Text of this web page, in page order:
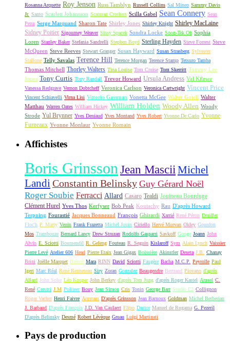
Rosanna Arquette Roy Jenson Russ Tamblyn Russell Collins Sal Mineo Sammy Davis
Jr. Santo Scarlett Johansson Scatman Crothers Scilla Gabel Sean Connery Sean
Penn Serge Marquand Sharon Tate Shirley Jones Shirley Knight Shirley MacLaine
Sidney Poitier Sigourney Weaver Sissy Spacek Sondra Locke Soon-Tek Oh Sophia
Loren Stanley Baker Stefania Sandrelli Stephen Boyd Sterling Hayden Steve Forrest Steve
McQueen Steve Reeves Stewart Granger Susan Hayward Susan Strasberg Sylvester
Stallone Telly Savalas Terence Hill Terence Morgan Terence Stamp Tetsuro Tamba
Thomas Mitchell Thorley Walters Tina Louise Tom Cruise Tom Skerritt Tommy Lee
Jones Tony Curtis Tony Randall Trevor Howard Ursula Andress Val Kilmer
Vanessa Redgrave Vernon Dobtcheff Veronica Carlson Veronica Cartwright Vincent Price
Vincent Schiavelli Virna Lisi Vittorio Gassman Vonetta McGee Walter Gotell Walter
Matthau Warren Oates William Hickey William Holden Woody Allen Woody
Strode Yul Brynner Yves Deniaud Yves Montand Yves Robert Yvonne De Carlo Yvonne
Furneaux Yvonne Monlaur Yvonne Romain
Affichistes
Boris Grinsson Jean Mascii Michel
Landi Constantin Belinsky Guy Gérard Noël
Roger Soubie Ferracci Allard Casaro Tealdi Jouineau Bourduge
Clément Hurel Yves Thos Kerfyser Bob Peak Koutachy Rau D'après Howard
Terpning Fourastié Jacques Bonneaud François Ghirardi Xarrié René Péron Druillet
Floc'h P. Marty Venin Frank Frazetta Michel Jouin Ciriello Hervé Morvan Okley Gourdon
Mos Trambouze Bernard Lancy Drew Struzan Rodolfo Gasparri Savkoff Googe Joann John
Alvin E. Sciotti Boumendil R. Geleng Fouteau R. Seguin Kislaroff Sym Alain Lynch Vaissier
Pierre Levé Atelier 606 Head Pierre Etaix Jean Gigax Boissière Akinstler Deseta J.B.
Chanay
Brini Joëlle Marquet Brénot Mara RINN David Sciotti Faugère Bacha M.C.P. Peyrolle Paul
Igert Marc Réal René Renneteau Siry Zoran Gonzalez Beaugendre Bertrand Piovano d'après
Allard John Solie Léo Kouper John Berkey d'après Tom Jung d'après Roger Kastel Amsel C.
René Cerutti J.M Politeer Bouy Jean Simon Cris Tonin George Barr Studio E2 Collignon
Roger Vacher Henri Faivre Arnstam D'après Grinsson Jean Barnoux Goldman Michel Berberian
J. Barbaud D'après François J.D. Van Caulaert Flipo Dastor Manuel de Rugama G. Pezeril
D'après Belinsky Desmé Robert Lévèque Gruau Luigi Martinati
Pays de production